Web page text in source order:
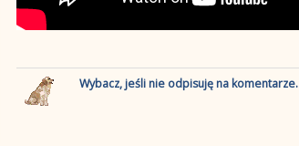
Wybacz, jeśli nie odpisuję na